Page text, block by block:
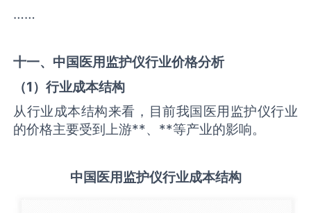
……
十一、中国医用监护仪行业价格分析
（1）行业成本结构
从行业成本结构来看，目前我国医用监护仪行业
的价格主要受到上游**、**等产业的影响。
中国医用监护仪行业成本结构